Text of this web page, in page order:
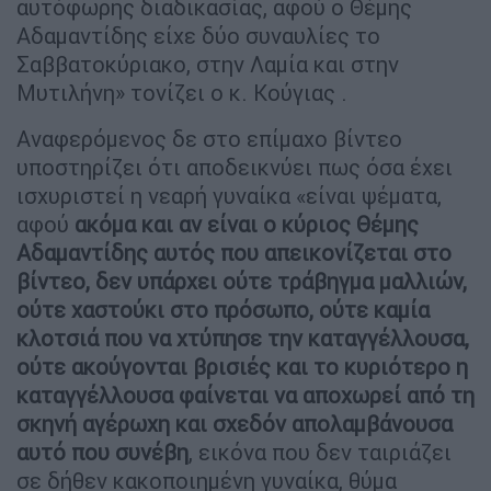
αυτόφωρης διαδικασίας, αφού ο Θέμης
Αδαμαντίδης είχε δύο συναυλίες το
Σαββατοκύριακο, στην Λαμία και στην
Μυτιλήνη» τονίζει ο κ. Κούγιας .
Αναφερόμενος δε στο επίμαχο βίντεο
υποστηρίζει ότι αποδεικνύει πως όσα έχει
ισχυριστεί η νεαρή γυναίκα «είναι ψέματα,
αφού ακόμα και αν είναι ο κύριος Θέμης
Αδαμαντίδης αυτός που απεικονίζεται στο
βίντεο, δεν υπάρχει ούτε τράβηγμα μαλλιών,
ούτε χαστούκι στο πρόσωπο, ούτε καμία
κλοτσιά που να χτύπησε την καταγγέλλουσα,
ούτε ακούγονται βρισιές και το κυριότερο η
καταγγέλλουσα φαίνεται να αποχωρεί από τη
σκηνή αγέρωχη και σχεδόν απολαμβάνουσα
αυτό που συνέβη, εικόνα που δεν ταιριάζει
σε δήθεν κακοποιημένη γυναίκα, θύμα